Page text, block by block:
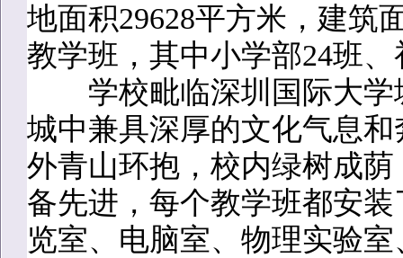
地面积29628平方米，建筑
教学班，其中小学部24班
学校毗临深圳国际大学
城中兼具深厚的文化气息
外青山环抱，校内绿树成
备先进，每个教学班都安
览室、电脑室、物理实验